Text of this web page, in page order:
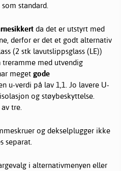
standard.
da det er utstyrt med
derfor er det et godt alternativ
(2 stk lavutslippsglass (LE))
med utvendig
meget gode
u-verdi på lav 1,1. Jo lavere U-
og støybeskyttelse.
tre.
og dekselplugger ikke
separat.
i alternativmenyen eller